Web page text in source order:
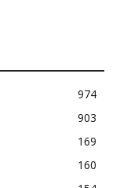
974
903
169
160